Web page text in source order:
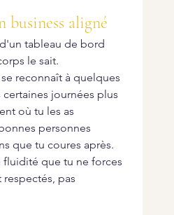
business aligné
tableau de bord
le sait.
reconnaît à quelques
journées plus
où tu les as
personnes
que tu coures après.
fluidité que tu ne forces
respectés, pas